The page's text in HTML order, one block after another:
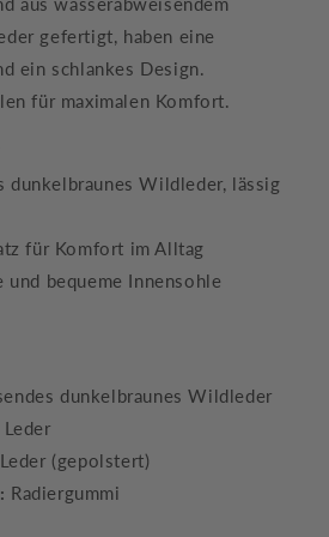
gefertigt, haben eine
ein schlankes Design.
für maximalen Komfort.
dunkelbraunes Wildleder, lässig
für Komfort im Alltag
bequeme Innensohle
dunkelbraunes Wildleder
(gepolstert)
Radiergummi